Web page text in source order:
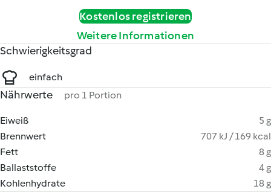
Kostenlos registrieren
Weitere Informationen
Schwierigkeitsgrad
einfach
Nährwerte pro 1 Portion
Eiweiß
5 g
Brennwert
707 kJ / 169 kcal
Fett
8 g
Ballaststoffe
4 g
Kohlenhydrate
18 g